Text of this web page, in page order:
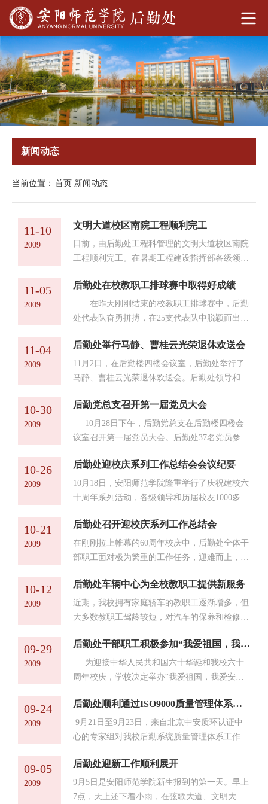
新闻动态
当前位置： 首页 新闻动态
11-10
2009
文明大道校区南院工程顺利完工
日前，由后勤处工程科管理的文明大道校区南院
工程顺利完工。在暑期工程建设指挥部各级领导
理，严格执行工程设计标准，严把进料、施工、
验收关，保证了工程质量。宽敞平整的南北大
道、精心设计的门球场、宽阔便捷的停车场，赢
现了“新后勤、新目标、新举措、新形象”的要
求。
11-05
2009
后勤处在校教职工排球赛中取得好成绩
在昨天刚刚结束的校教职工排球赛中，后勤
处代表队奋勇拼搏，在25支代表队中脱颖而出，
排球赛中取得的最好成绩。 这次排球赛，后
勤处共打了三轮10场球。比赛中，林玉河处长在
场上不仅排兵布阵、调兵遣将，还奋勇争先，不
极拼抢，一方面还带领拉拉队给队员们加油助
威、鼓舞士气；杨安民副处长是场上的主要得分
手，他身姿矫健、...
11-04
2009
后勤处举行马静、曹桂云光荣退休欢送会
11月2日，在后勤楼四楼会议室，后勤处举行了
马静、曹桂云光荣退休欢送会。后勤处领导和学
副处长、学生宿舍管理中心主任杨安民代表后勤
处和宿舍管理中心向马静、曹桂云两位同志几十
年来为学校作出的贡献表示感谢。他说，两位老
业、任劳任怨，十多年如一日，为学生宿舍管理
工作奉献了美好的青春年华，见证了学生宿舍从
两栋楼发展到...
10-30
2009
后勤党总支召开第一届党员大会
10月28日下午，后勤党总支在后勤楼四楼会
议室召开第一届党员大会。后勤处37名党员参加
席，会议由后勤处处长林玉河主持。 会议在雄
壮的国歌中开幕。后勤党总支书记秦方顺向大会
作了工作报告。 按照大会的议程，会议通过了
举程序，会议选举秦方顺、林玉河、常秀国、王
玉华、杨安民为新一届党总支委员。会议在庄严
的国际歌声中圆...
10-26
2009
后勤处迎校庆系列工作总结会会议纪要
10月18日，安阳师范学院隆重举行了庆祝建校六
十周年系列活动，各级领导和历届校友1000多人
活动规模宏大、气氛热烈。后勤处作为后勤保障
部门，在学校的统一安排下，积极为校庆做好服
务工作。整洁亮丽的校园、美味可口的饭菜以及
校友留下了深刻的印象，安阳师院建校六十周年
校庆已成为所有参加者美好而难忘的一刻。这一
切都要归结于校领...
10-21
2009
后勤处召开迎校庆系列工作总结会
在刚刚拉上帷幕的60周年校庆中，后勤处全体干
部职工面对极为繁重的工作任务，迎难而上，科
的困难，最终出色地完成了校党委、校行政交给
的任务。为总结经验，查找不足，改进工作，10
月20日下午5点至晚上8点半，后勤处组织召开了
会。会议由林玉河处长主持。 会上，10个相关
科室（中心）的负责人就校庆期间主要工作任
务、基本做法及任务...
10-12
2009
后勤处车辆中心为全校教职工提供新服务
近期，我校拥有家庭轿车的教职工逐渐增多，但
大多数教职工驾龄较短，对汽车的保养和检修不
外，行车安全也逐渐成为不得不重视的问题。针
对这一情况，后勤处领导高度重视，专门召开处
长办公会研究，决定安排车辆中心从10月12日
对本校家庭轿车进行安全检查，帮助车主对汽车
进行保养，现场解决小问题；二是义务为车辆更
换零件，车主仅需付材...
09-29
2009
后勤处干部职工积极参加“我爱祖国，我爱安师”歌咏比赛
为迎接中华人民共和国六十华诞和我校六十
周年校庆，学校决定举办“我爱祖国，我爱安
处领导十分重视这项工作，从组织职工报名、成
立合唱队、选歌曲、排练等环节层层把关，还专
门从音乐系请来黄铨剑老师来指导。近半个多月
曲《祝福祖国》排练中。每次排练基本上都是晚
上7点半左右才结束，可同志们毫无怨言，没有
一个迟到早退的。后勤...
09-24
2009
后勤处顺利通过ISO9000质量管理体系专家组审核
9月21日至9月23日，来自北京中安质环认证中
心的专家组对我校后勤系统质量管理体系工作进
处会议室，专家组就审核情况向后勤处领导和12
个科室（中心）负责人做了通报。会上，姚有
余、李芳萍二位专家对后勤处质量管理体系运行
09-05
2009
后勤处迎新工作顺利展开
9月5日是安阳师范学院新生报到的第一天。早上
7点，天上还下着小雨，在弦歌大道、文明大道